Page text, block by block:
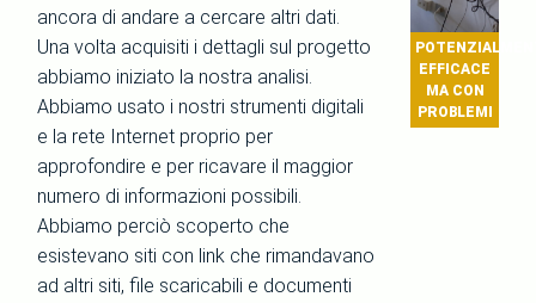
ancora di andare a cercare altri dati.
Una volta acquisiti i dettagli sul progetto
abbiamo iniziato la nostra analisi.
Abbiamo usato i nostri strumenti digitali
e la rete Internet proprio per
approfondire e per ricavare il maggior
numero di informazioni possibili.
Abbiamo perciò scoperto che
esistevano siti con link che rimandavano
ad altri siti, file scaricabili e documenti
EFFICACE
MA CON
PROBLEMI